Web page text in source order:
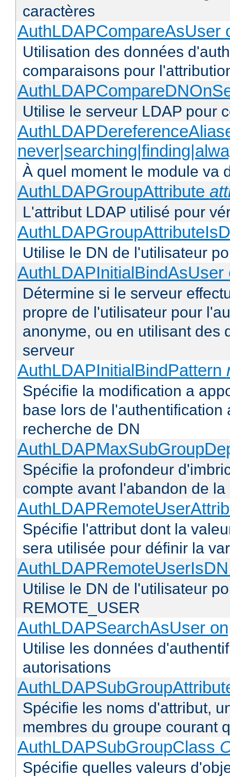
caractères
AuthLDAPCompareAsUser
Utilisation des données
comparaisons pour
Utilise le serveur LDAP pour
À quel moment le module va
AuthLDAPGroupAttribute
L'attribut LDAP utilisé pour
Utilise le DN de l'utilisateur
AuthLDAPInitialBindAsUser
Détermine si le serveur
propre de l'utilisateur pour
anonyme, ou en utilisant des
serveur
AuthLDAPInitialBindPattern
Spécifie la modification a
base lors de
recherche de DN
Spécifie la profondeur
compte avant l'abandon de
Spécifie l'attribut dont la
sera utilisée pour définir la
Utilise le DN de l'utilisateur
REMOTE_USER
AuthLDAPSearchAsUser
Utilise les données
autorisations
Spécifie les noms d'attribut,
membres du groupe courant
AuthLDAPSubGroupClass
Spécifie quelles valeurs